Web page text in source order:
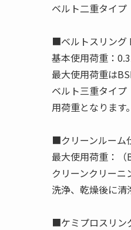
ベルト二重タイプ
■ベルトスリング
基本使用荷重：
最大使用荷重は
ベルト三重タイ
用荷重となります。
■クリーンルーム
最大使用荷重：
クリーンクリーニ
洗浄、乾燥後に清
■ケミプロスリ